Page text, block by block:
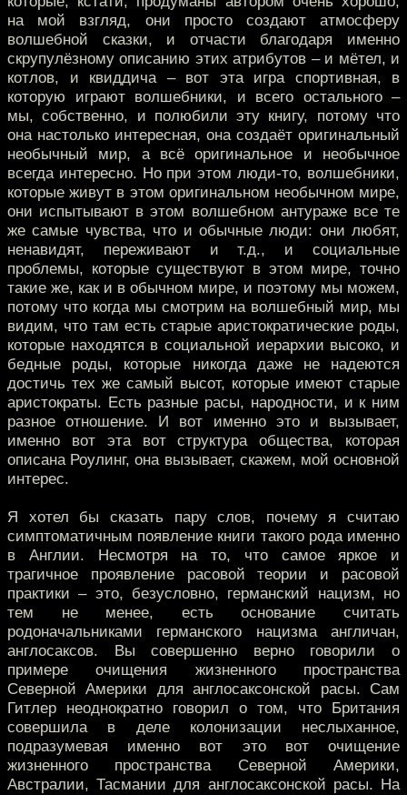
на мой взгляд, они просто создают атмосферу
волшебной сказки, и отчасти благодаря именно
скрупулёзному описанию этих атрибутов – и мётел, и
котлов, и квиддича – вот эта игра спортивная, в
которую играют волшебники, и всего остального –
мы, собственно, и полюбили эту книгу, потому что
она настолько интересная, она создаёт оригинальный
необычный мир, а всё оригинальное и необычное
всегда интересно. Но при этом люди-то, волшебники,
которые живут в этом оригинальном необычном мире,
они испытывают в этом волшебном антураже все те
же самые чувства, что и обычные люди: они любят,
ненавидят, переживают и т.д., и социальные
проблемы, которые существуют в этом мире, точно
такие же, как и в обычном мире, и поэтому мы можем,
потому что когда мы смотрим на волшебный мир, мы
видим, что там есть старые аристократические роды,
которые находятся в социальной иерархии высоко, и
бедные роды, которые никогда даже не надеются
достичь тех же самый высот, которые имеют старые
аристократы. Есть разные расы, народности, и к ним
разное отношение. И вот именно это и вызывает,
именно вот эта вот структура общества, которая
описана Роулинг, она вызывает, скажем, мой основной
интерес.
Я хотел бы сказать пару слов, почему я считаю
симптоматичным появление книги такого рода именно
в Англии. Несмотря на то, что самое яркое и
трагичное проявление расовой теории и расовой
практики – это, безусловно, германский нацизм, но
тем не менее, есть основание считать
родоначальниками германского нацизма англичан,
англосаксов. Вы совершенно верно говорили о
примере очищения жизненного пространства
Северной Америки для англосаксонской расы. Сам
Гитлер неоднократно говорил о том, что Британия
совершила в деле колонизации неслыханное,
подразумевая именно вот это вот очищение
жизненного пространства Северной Америки,
Австралии, Тасмании для англосаксонской расы. На